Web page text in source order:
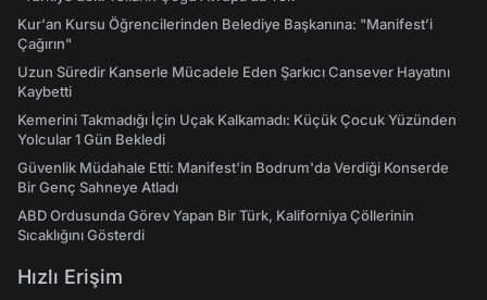
Kur'an Kursu Öğrencilerinden Belediye Başkanına: "Manifest’i
Çağırın"
Uzun Süredir Kanserle Mücadele Eden Şarkıcı Cansever Hayatını
Kaybetti
Kemerini Takmadığı İçin Uçak Kalkamadı: Küçük Çocuk Yüzünden
Yolcular 1 Gün Bekledi
Güvenlik Müdahale Etti: Manifest'in Bodrum'da Verdiği Konserde
Bir Genç Sahneye Atladı
ABD Ordusunda Görev Yapan Bir Türk, Kaliforniya Çöllerinin
Sıcaklığını Gösterdi
Hızlı Erişim